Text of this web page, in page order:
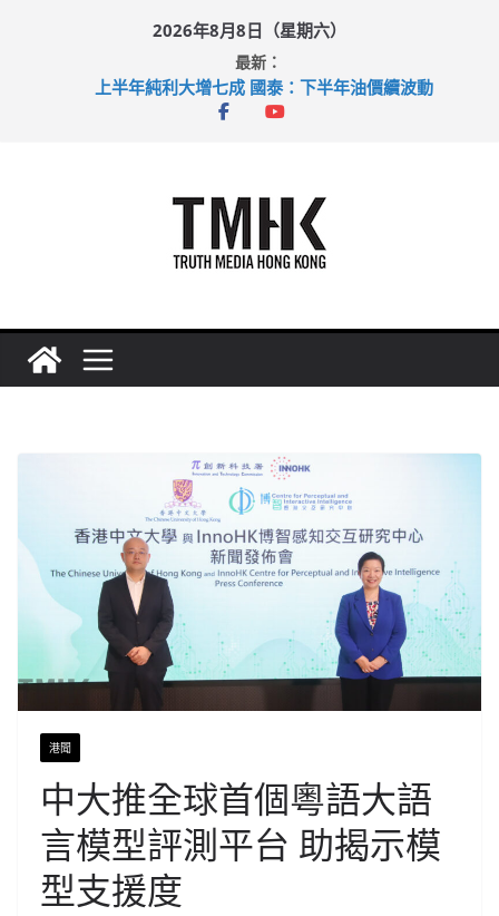
2026年8月8日（星期六）
最新：
上半年純利大增七成 國泰：下半年油價續波動
拜仁熱身賽挫維拉 啟德主場館奪錦標
港聞
中大推全球首個粵語大語
言模型評測平台 助揭示模
型支援度